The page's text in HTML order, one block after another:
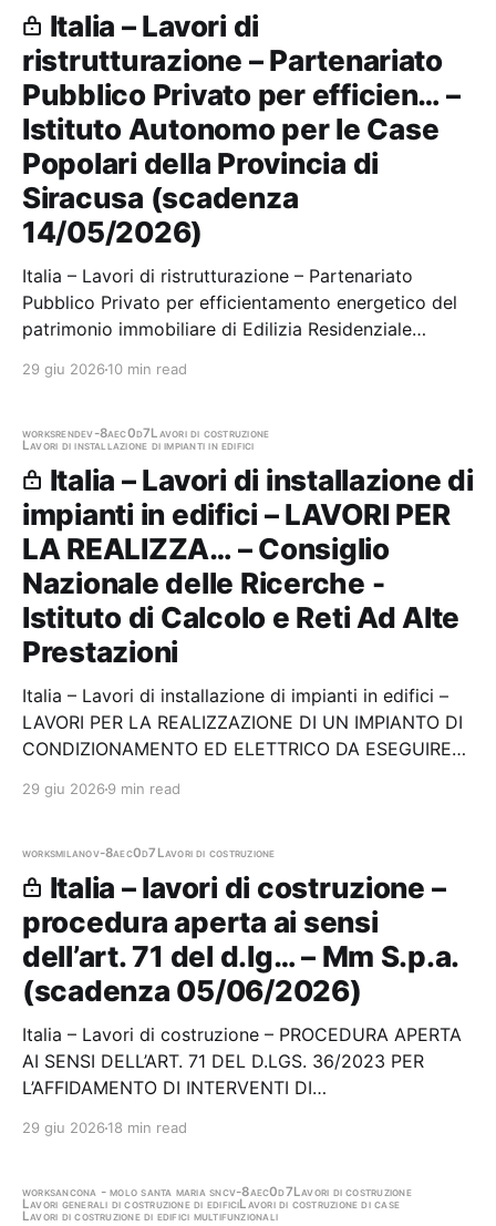
Italia – Lavori di
ristrutturazione – Partenariato
Pubblico Privato per efficien… –
Istituto Autonomo per le Case
Popolari della Provincia di
Siracusa (scadenza
14/05/2026)
Italia – Lavori di ristrutturazione – Partenariato
Pubblico Privato per efficientamento energetico del
patrimonio immobiliare di Edilizia Residenziale
attraverso il ricorso alla Misura PNRR REPowerEU M7
29 giu 2026 10 min read
worksrendev-8aec0d7Lavori di costruzione
Lavori di installazione di impianti in edifici
Italia – Lavori di installazione di
impianti in edifici – LAVORI PER
LA REALIZZA… – Consiglio
Nazionale delle Ricerche -
Istituto di Calcolo e Reti Ad Alte
Prestazioni
Italia – Lavori di installazione di impianti in edifici –
LAVORI PER LA REALIZZAZIONE DI UN IMPIANTO DI
CONDIZIONAMENTO ED ELETTRICO DA ESEGUIRE
NELL'AREA DELLA RICERCA NAPOLI 1 DEL CNR
Ricerche - Istituto di…
29 giu 2026 9 min read
worksmilanov-8aec0d7 Lavori di costruzione
Italia – lavori di costruzione –
procedura aperta ai sensi
dell’art. 71 del d.lg… – Mm S.p.a.
(scadenza 05/06/2026)
Italia – Lavori di costruzione – PROCEDURA APERTA
AI SENSI DELL’ART. 71 DEL D.LGS. 36/2023 PER
L’AFFIDAMENTO DI INTERVENTI DI
E CELLETTE OSSARI (LATO NORD) PRESSO IL
S.p.a. Scadenza 05/06/2026 Gara scaduta, in…
29 giu 2026 18 min read
worksancona - molo santa maria sncv-8aec0d7Lavori di costruzione
Lavori generali di costruzione di edificiLavori di costruzione di case
Lavori di costruzione di edifici multifunzionali